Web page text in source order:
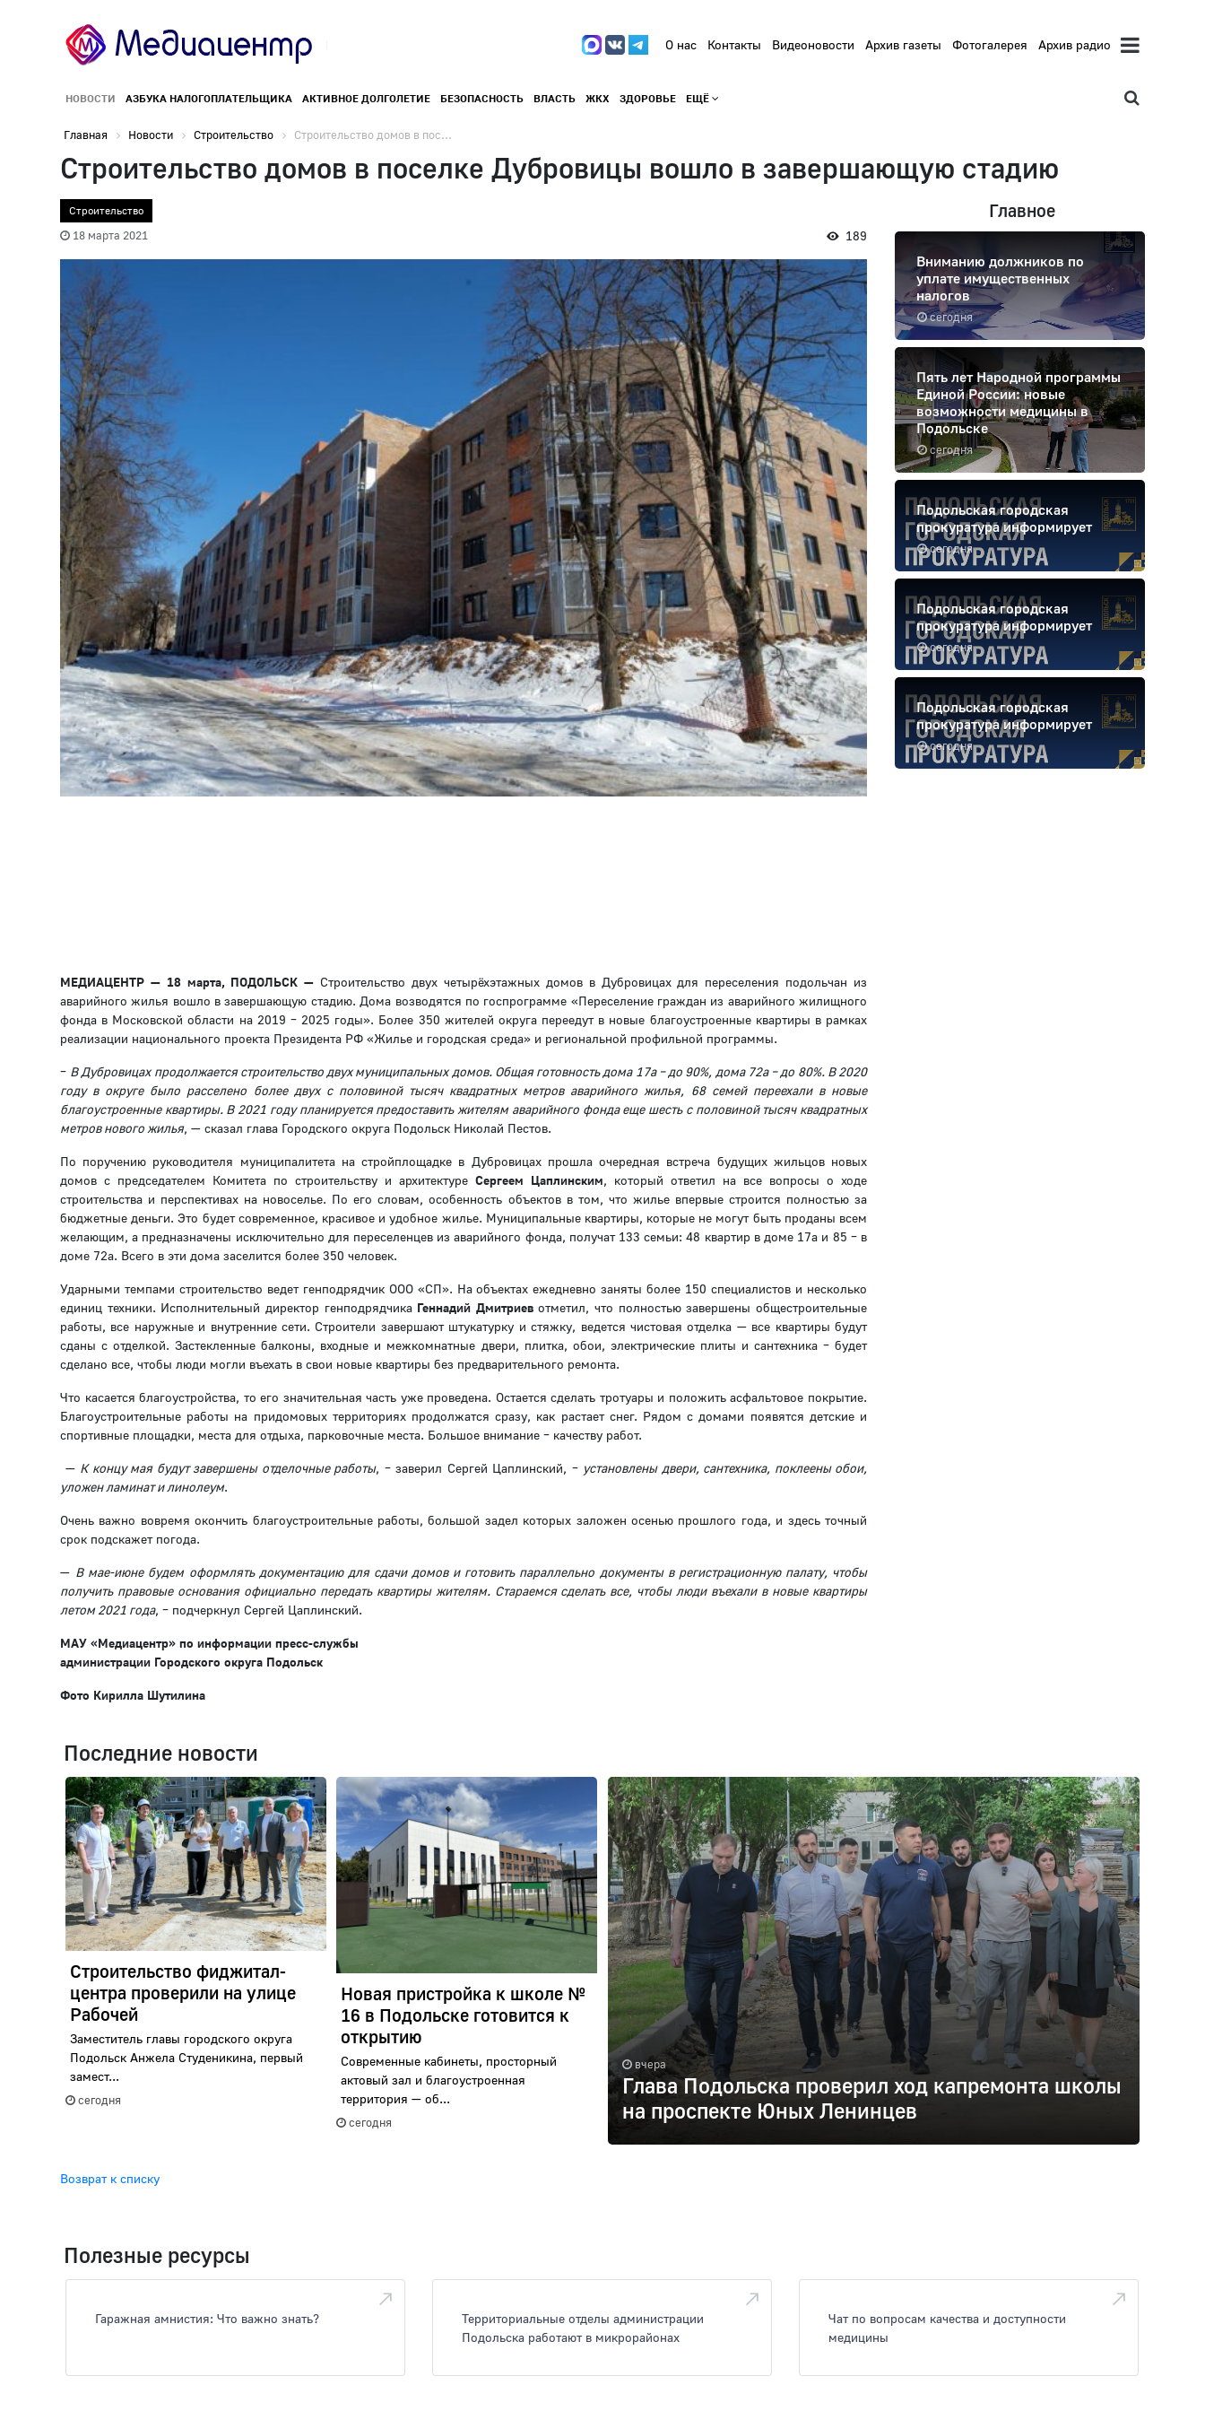
О нас Контакты Видеоновости Архив газеты Фотогалерея Архив радио
НОВОСТИ АЗБУКА НАЛОГОПЛАТЕЛЬЩИКА АКТИВНОЕ ДОЛГОЛЕТИЕ БЕЗОПАСНОСТЬ ВЛАСТЬ ЖКХ ЗДОРОВЬЕ ЕЩЁ
Главная Новости Строительство Строительство домов в пос...
Строительство домов в поселке Дубровицы вошло в завершающую стадию
Строительство
18 марта 2021 189
МЕДИАЦЕНТР — 18 марта, ПОДОЛЬСК — Строительство двух четырёхэтажных домов в Дубровицах для переселения подольчан из
аварийного жилья вошло в завершающую стадию. Дома возводятся по госпрограмме «Переселение граждан из аварийного жилищного
фонда в Московской области на 2019 – 2025 годы». Более 350 жителей округа переедут в новые благоустроенные квартиры в рамках
реализации национального проекта Президента РФ «Жилье и городская среда» и региональной профильной программы.
– В Дубровицах продолжается строительство двух муниципальных домов. Общая готовность дома 17а – до 90%, дома 72а – до 80%. В 2020
году в округе было расселено более двух с половиной тысяч квадратных метров аварийного жилья, 68 семей переехали в новые
благоустроенные квартиры. В 2021 году планируется предоставить жителям аварийного фонда еще шесть с половиной тысяч квадратных
метров нового жилья, — сказал глава Городского округа Подольск Николай Пестов.
По поручению руководителя муниципалитета на стройплощадке в Дубровицах прошла очередная встреча будущих жильцов новых
домов с председателем Комитета по строительству и архитектуре Сергеем Цаплинским, который ответил на все вопросы о ходе
строительства и перспективах на новоселье. По его словам, особенность объектов в том, что жилье впервые строится полностью за
бюджетные деньги. Это будет современное, красивое и удобное жилье. Муниципальные квартиры, которые не могут быть проданы всем
желающим, а предназначены исключительно для переселенцев из аварийного фонда, получат 133 семьи: 48 квартир в доме 17а и 85 – в
доме 72а. Всего в эти дома заселится более 350 человек.
Ударными темпами строительство ведет генподрядчик ООО «СП». На объектах ежедневно заняты более 150 специалистов и несколько
единиц техники. Исполнительный директор генподрядчика Геннадий Дмитриевотметил, что полностью завершены общестроительные
работы, все наружные и внутренние сети. Строители завершают штукатурку и стяжку, ведется чистовая отделка — все квартиры будут
сданы с отделкой. Застекленные балконы, входные и межкомнатные двери, плитка, обои, электрические плиты и сантехника – будет
сделано все, чтобы люди могли въехать в свои новые квартиры без предварительного ремонта.
Что касается благоустройства, то его значительная часть уже проведена. Остается сделать тротуары и положить асфальтовое покрытие.
Благоустроительные работы на придомовых территориях продолжатся сразу, как растает снег. Рядом с домами появятся детские и
спортивные площадки, места для отдыха, парковочные места. Большое внимание – качеству работ.
— К концу мая будут завершены отделочные работы, – заверил Сергей Цаплинский, – установлены двери, сантехника, поклеены обои,
уложен ламинат и линолеум.
Очень важно вовремя окончить благоустроительные работы, большой задел которых заложен осенью прошлого года, и здесь точный
срок подскажет погода.
— В мае-июне будем оформлять документацию для сдачи домов и готовить параллельно документы в регистрационную палату, чтобы
получить правовые основания официально передать квартиры жителям. Стараемся сделать все, чтобы люди въехали в новые квартиры
летом 2021 года, – подчеркнул Сергей Цаплинский.
МАУ «Медиацентр» по информации пресс-службы
администрации Городского округа Подольск
Фото Кирилла Шутилина
Главное
сегодня
Вниманию должников по
уплате имущественных
налогов
сегодня
Пять лет Народной программы
Единой России: новые
возможности медицины в
Подольске
сегодня
Подольская городская
прокуратура информирует
сегодня
Подольская городская
прокуратура информирует
сегодня
Подольская городская
прокуратура информирует
Последние новости
Строительство фиджитал-
центра проверили на улице
Рабочей
Заместитель главы городского округа
Подольск Анжела Студеникина, первый
замест...
сегодня
Новая пристройка к школе №
16 в Подольске готовится к
открытию
Современные кабинеты, просторный
актовый зал и благоустроенная
территория — об...
сегодня
вчера
Глава Подольска проверил ход капремонта школы
на проспекте Юных Ленинцев
Возврат к списку
Полезные ресурсы
Гаражная амнистия: Что важно знать?
Территориальные отделы администрации
Подольска работают в микрорайонах
Чат по вопросам качества и доступности
медицины